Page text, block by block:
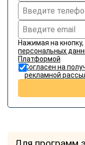
Нажимая на
персональных
Платформой
Согласен на
рекламной